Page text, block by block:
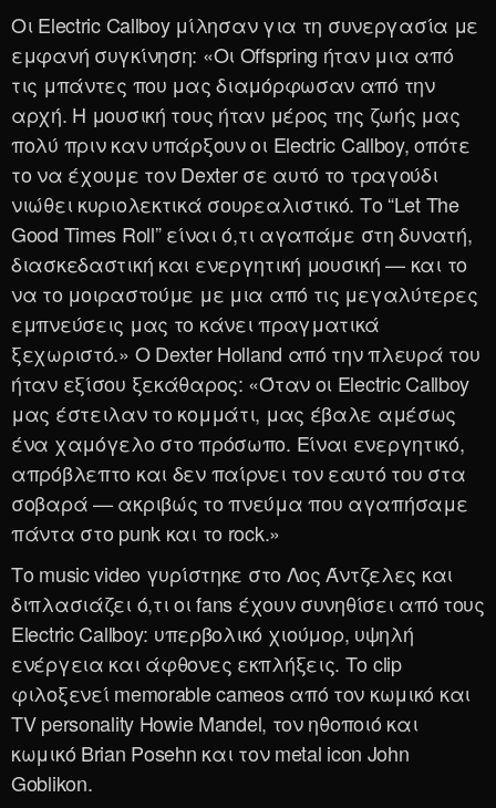
Οι Electric Callboy μίλησαν για τη συνεργασία με
εμφανή συγκίνηση: «Οι Offspring ήταν μια από
τις μπάντες που μας διαμόρφωσαν από την
αρχή. Η μουσική τους ήταν μέρος της ζωής μας
πολύ πριν καν υπάρξουν οι Electric Callboy, οπότε
το να έχουμε τον Dexter σε αυτό το τραγούδι
νιώθει κυριολεκτικά σουρεαλιστικό. Το “Let The
Good Times Roll” είναι ό,τι αγαπάμε στη δυνατή,
διασκεδαστική και ενεργητική μουσική — και το
να το μοιραστούμε με μια από τις μεγαλύτερες
εμπνεύσεις μας το κάνει πραγματικά
ξεχωριστό.» Ο Dexter Holland από την πλευρά του
ήταν εξίσου ξεκάθαρος: «Όταν οι Electric Callboy
μας έστειλαν το κομμάτι, μας έβαλε αμέσως
ένα χαμόγελο στο πρόσωπο. Είναι ενεργητικό,
απρόβλεπτο και δεν παίρνει τον εαυτό του στα
σοβαρά — ακριβώς το πνεύμα που αγαπήσαμε
πάντα στο punk και το rock.»
Το music video γυρίστηκε στο Λος Άντζελες και
διπλασιάζει ό,τι οι fans έχουν συνηθίσει από τους
Electric Callboy: υπερβολικό χιούμορ, υψηλή
ενέργεια και άφθονες εκπλήξεις. Το clip
φιλοξενεί memorable cameos από τον κωμικό και
TV personality Howie Mandel, τον ηθοποιό και
κωμικό Brian Posehn και τον metal icon John
Goblikon.